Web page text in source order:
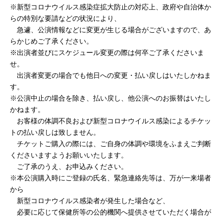
※新型コロナウイルス感染症拡大防止の対応上、政府や自治体か
らの特別な要請などの状況により、
急遽、公演情報などに変更が生じる場合がございますので、あ
らかじめご了承ください。
※出演者並びにスケジュール変更の際は何卒ご了承くださいま
せ。
出演者変更の場合でも他日への変更・払い戻しはいたしかねま
す。
※公演中止の場合を除き、払い戻し、他公演へのお振替はいたし
かねます。
お客様の体調不良および新型コロナウイルス感染によるチケッ
トの払い戻しは致しません。
チケットご購入の際には、ご自身の体調や環境をふまえご判断
くださいますようお願いいたします。
ご了承のうえ、お申込みください。
※本公演購入時にご登録の氏名、緊急連絡先等は、万が一来場者
から
新型コロナウイルス感染者が発生した場合など、
必要に応じて保健所等の公的機関へ提供させていただく場合が